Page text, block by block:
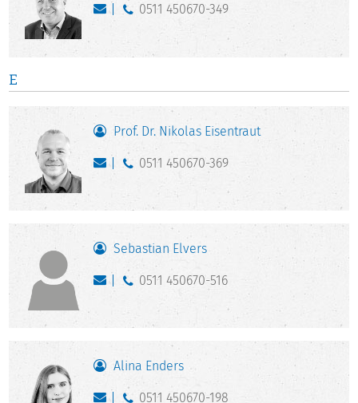
0511 450670-349
E
Prof. Dr. Nikolas Eisentraut
0511 450670-369
Sebastian Elvers
0511 450670-516
Alina Enders
0511 450670-198